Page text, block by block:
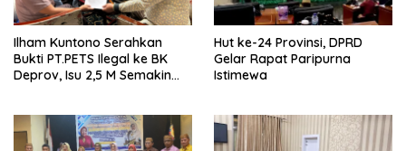
Ilham Kuntono Serahkan
Bukti PT.PETS Ilegal ke BK
Deprov, Isu 2,5 M Semakin
Hut ke-24 Provinsi, DPRD
Gelar Rapat Paripurna
Istimewa